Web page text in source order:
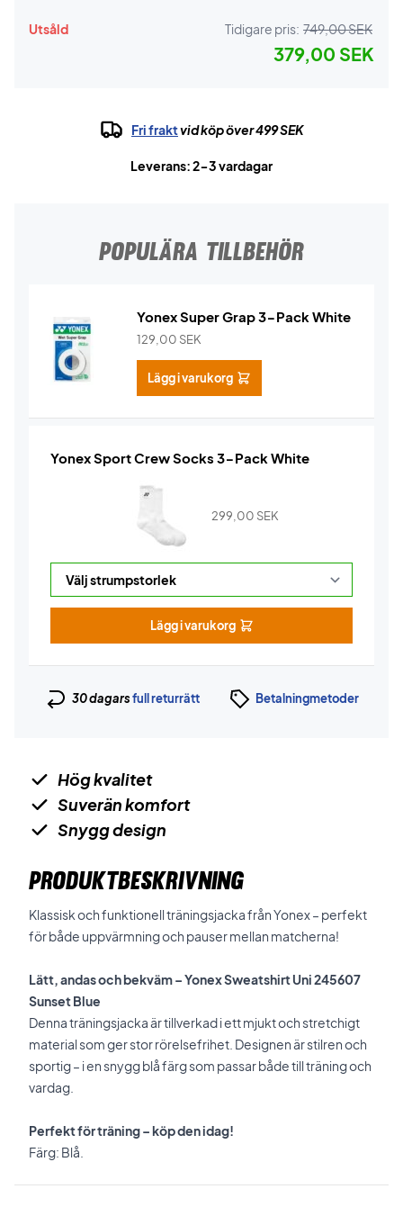
Utsåld Tidigare pris: 749,00 SEK
379,00 SEK
Fri fraktvid köp över 499 SEK
Leverans: 2-3 vardagar
POPULÄRA TILLBEHÖR
Yonex Super Grap 3-Pack White
129,00 SEK
Lägg i varukorg
Yonex Sport Crew Socks 3-Pack White
299,00 SEK
Lägg i varukorg
30 dagarsfull returrätt Betalningmetoder
Hög kvalitet
Suverän komfort
Snygg design
PRODUKTBESKRIVNING
Klassisk och funktionell träningsjacka från Yonex – perfekt
för både uppvärmning och pauser mellan matcherna!
Lätt, andas och bekväm – Yonex Sweatshirt Uni 245607
Sunset Blue
Denna träningsjacka är tillverkad i ett mjukt och stretchigt
material som ger stor rörelsefrihet. Designen är stilren och
sportig – i en snygg blå färg som passar både till träning och
vardag.
Perfekt för träning – köp den idag!
Färg: Blå.